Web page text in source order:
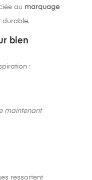
au marquage
durable.
bien
:
maintenant
ressortent